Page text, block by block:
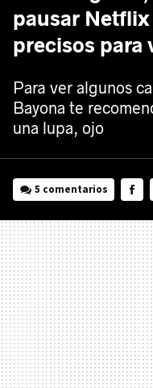
pausar
precisos para
Para ver algunos
Bayona te
una lupa, ojo
5 comentarios